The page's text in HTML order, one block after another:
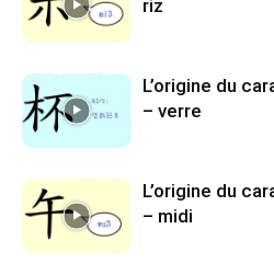
riz
L’origine du
– verre
L’origine du
– midi